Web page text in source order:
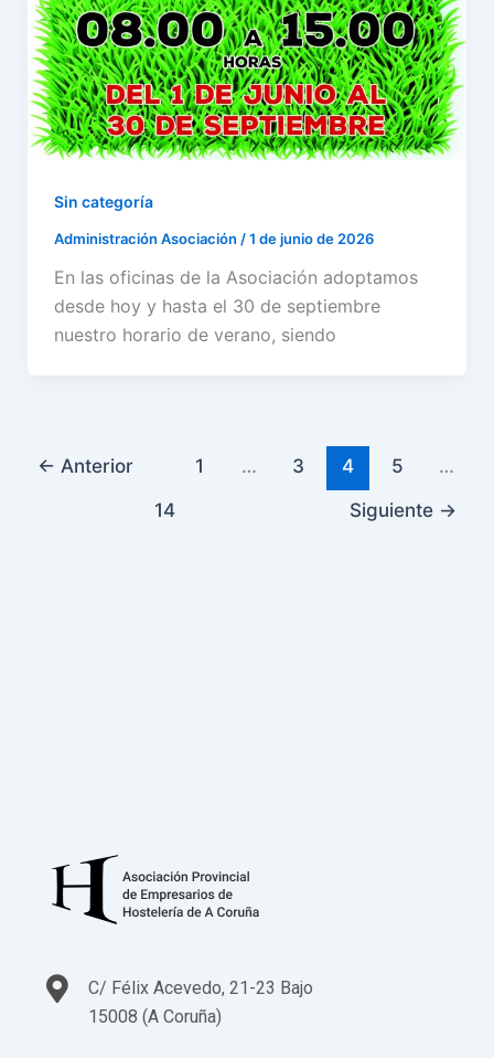
Sin categoría
Administración Asociación /1 de junio de 2026
En las oficinas de la Asociación adoptamos
desde hoy y hasta el 30 de septiembre
nuestro horario de verano, siendo
← Anterior 1 … 3 4 5
…
14
Siguiente →
C/ Félix Acevedo, 21-23 Bajo
15008 (A Coruña)